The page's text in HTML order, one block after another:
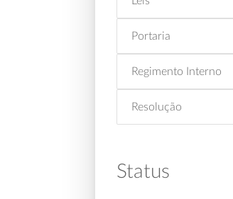
Portaria
Regimento Interno
Resolução
Status